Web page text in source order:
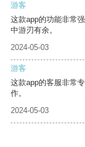
游客
这款app的功能非常
中游刃有余。
2024-05-03
游客
这款app的客服非常
作。
2024-05-03